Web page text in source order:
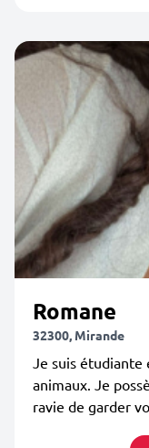
Romane
32300, Mirande
Je suis étudiante
animaux. Je
ravie de garder